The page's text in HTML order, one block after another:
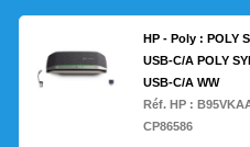
HP - Poly : POLY
USB-C/A POLY
USB-C/A WW
Réf. HP :
CP86586